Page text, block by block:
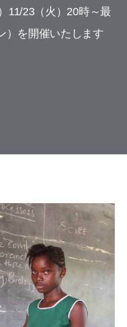
11/23（火）20時～最
）を開催いたします